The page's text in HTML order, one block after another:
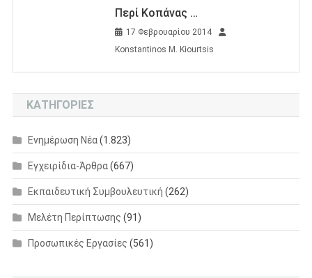
Περί Κοπάνας …
17 Φεβρουαρίου 2014
Konstantinos M. Kiourtsis
KΑΤΗΓΟΡΊΕΣ
Eνημέρωση Nέα(1.823)
Εγχειρίδια-Άρθρα(667)
Εκπαιδευτική Συμβουλευτική (262)
Μελέτη Περίπτωσης (91)
Προσωπικές Εργασίες (561)